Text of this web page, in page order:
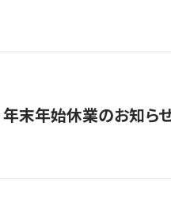
年末年始休業のお知ら